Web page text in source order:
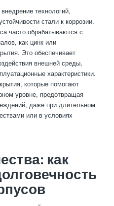
технологий,
стали к коррозии.
часто обрабатываются с
как цинк или
Это обеспечивает
внешней среды,
характеристики.
которые помогают
уровне, предотвращая
даже при длительном
или в условиях
как